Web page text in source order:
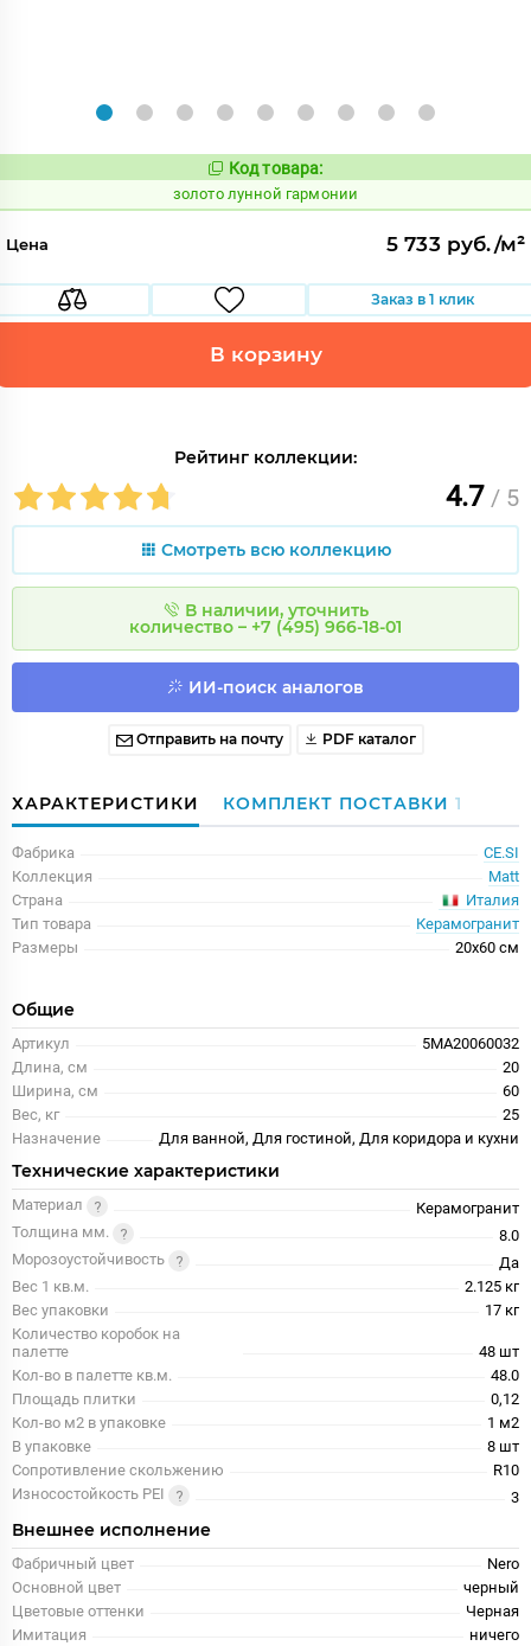
Код:
521891
Код товара:
золото лунной гармонии
Цена 5 733 руб./м²
Заказ в 1 клик
В корзину
Рейтинг коллекции:
4.7 / 5
Смотреть всю коллекцию
В наличии, уточнить
количество – +7 (495) 966-18-01
ИИ-поиск аналогов
Отправить на почту PDF каталог
ХАРАКТЕРИСТИКИ КОМПЛЕКТ ПОСТАВКИ 1
Фабрика
CE.SI
Коллекция
Matt
Страна
Италия
Тип товара
Керамогранит
Размеры
20x60 см
Общие
Артикул
5MA20060032
Длина, см
20
Ширина, см
60
Вес, кг
25
Назначение
Для ванной, Для гостиной, Для коридора и кухни
Технические характеристики
Материал
Керамогранит
Толщина мм.
8.0
Морозоустойчивость
Да
Вес 1 кв.м.
2.125 кг
Вес упаковки
17 кг
Количество коробок на
палетте
48 шт
Кол-во в палетте кв.м.
48.0
Площадь плитки
0,12
Кол-во м2 в упаковке
1 м2
В упаковке
8 шт
Сопротивление скольжению
R10
Износостойкость PEI
3
Внешнее исполнение
Фабричный цвет
Nero
Основной цвет
черный
Цветовые оттенки
Черная
Имитация
ничего